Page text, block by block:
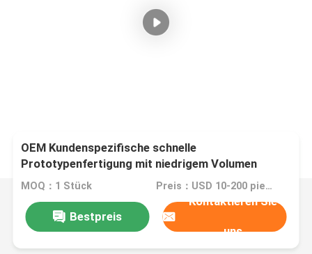
OEM Kundenspezifische schnelle
Prototypenfertigung mit niedrigem Volumen
MOQ：1 Stück Preis：USD 10-200 pieces
Bestpreis
Kontaktieren Sie
uns